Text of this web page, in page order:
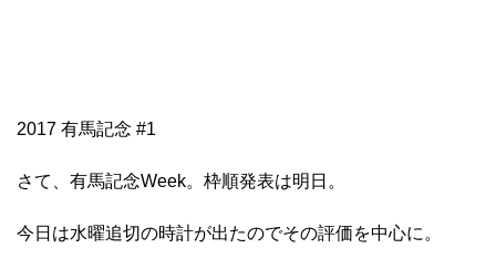
2017 有馬記念 #1
さて、有馬記念Week。枠順発表は明日。
今日は水曜追切の時計が出たのでその評価を中心に。